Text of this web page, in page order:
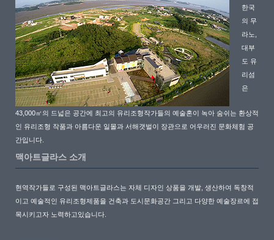
한국
의 무
라노,
대부
도 유
리섬
은
43,000㎡의 드넓은 공간에 최고의 유리조형작가들의 예술혼이 녹아 숨쉬는 환상적
인 유리조형 작품과 아름다운 일몰과 서해갯벌이 장관으로 어우러진 문화체험 공
간입니다.
맥아트글라스 소개
현역작가들로 구성된 맥아트글라스는 자체 디자인 상품을 개발, 생산하여 독창적
이고 예술적인 유리조형제품을 건축과 도시문화공간 그리고 다양한 예술장르에 접
목시키고자 노력하고있습니다.